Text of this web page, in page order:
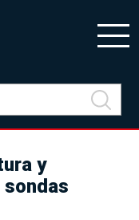
y
sondas